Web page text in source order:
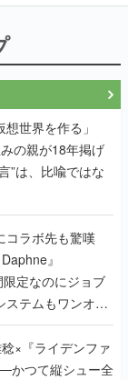
世界を作る」
の親が18年掲げ
”は、比喩ではな
コラボ先も驚嘆
』
定なのにジョブ
ステムもワンオフ
ディレクターに聞
稔×『ライデンファ
かつて縦シュー全